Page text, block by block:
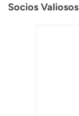
Socios Valiosos